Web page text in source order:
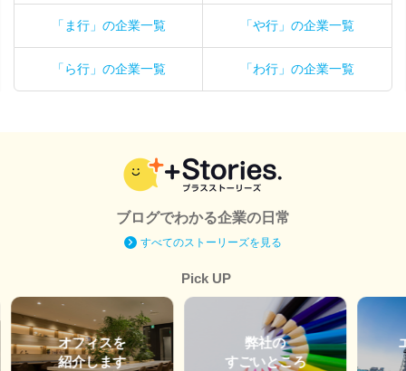
「ま行」の企業一覧 「や行」の企業一覧
「ら行」の企業一覧 「わ行」の企業一覧
ブログでわかる企業の日常
すべてのストーリーズを見る
Pick UP
オフィスを
紹介します
弊社の
すごいところ